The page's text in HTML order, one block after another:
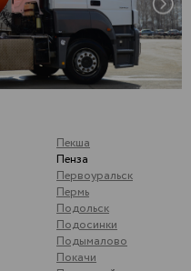
Пекша
Пенза
Первоуральск
Пермь
Подольск
Подосинки
Подымалово
Покачи